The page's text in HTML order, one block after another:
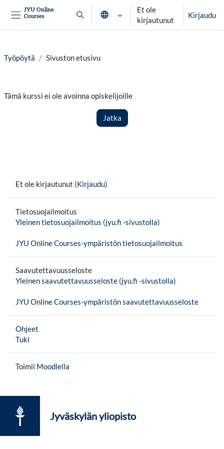
JYU Online
Courses
Vaihda hakusyöttöä
Et ole
kirjautunut
Kirjaudu
Työpöytä Sivuston etusivu
Tämä kurssi ei ole avoinna opiskelijoille
Jatka
Et ole kirjautunut (Kirjaudu)
Tietosuojailmoitus
Yleinen tietosuojailmoitus (jyu.fi -sivustolla)
JYU Online Courses-ympäristön tietosuojailmoitus
Saavutettavuusseloste
Yleinen saavutettavuusseloste (jyu.fi -sivustolla)
JYU Online Courses-ympäristön saavutettavuusseloste
Ohjeet
Tuki
Toimii Moodlella
Jyväskylän yliopisto